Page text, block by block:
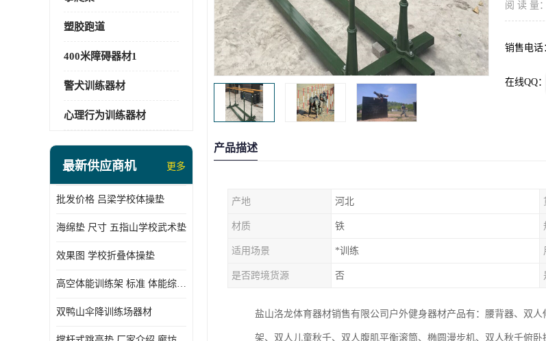
塑胶跑道
400米障碍器材1
警犬训练器材
心理行为训练器材
最新供应商机 更多
批发价格 吕梁学校体操垫
海绵垫 尺寸 五指山学校武术垫
效果图 学校折叠体操垫
高空体能训练架 标准 体能综合训练架
双鸭山伞降训练场器材
阅 读 量：
销售电话
在线QQ：
产品描述
产地 河北
材质 铁
适用场景 *训练
是否跨境货源 否
盐山洛龙体育器材销售有限公司户外健身器材产品有：腰背器、双
架、双人儿童秋千、双人腹肌平衡滚筒、椭圆漫步机、双人秋千俯